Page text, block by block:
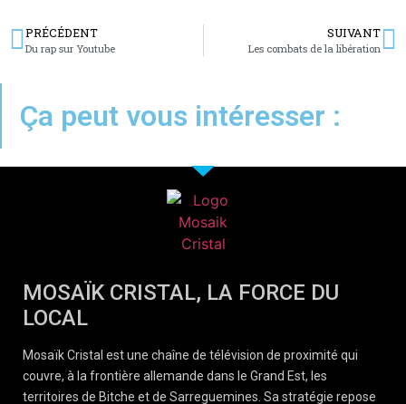
PRÉCÉDENT
Du rap sur Youtube
SUIVANT
Les combats de la libération
Ça peut vous intéresser :
MOSAÏK CRISTAL, LA FORCE DU
LOCAL
Mosaïk Cristal est une chaîne de télévision de proximité qui
couvre, à la frontière allemande dans le Grand Est, les
territoires de Bitche et de Sarreguemines. Sa stratégie repose